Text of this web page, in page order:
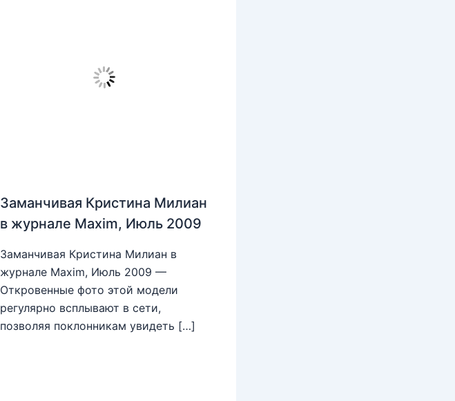
Заманчивая Кристина Милиан
в журнале Maxim, Июль 2009
Заманчивая Кристина Милиан в
журнале Maxim, Июль 2009 —
Откровенные фото этой модели
регулярно всплывают в сети,
позволяя поклонникам увидеть […]